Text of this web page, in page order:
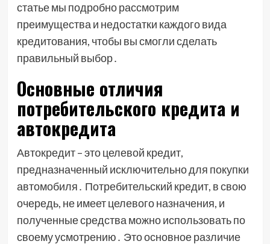
статье мы подробно рассмотрим
преимущества и недостатки каждого вида
кредитования, чтобы вы смогли сделать
правильный выбор․
Основные отличия
потребительского кредита и
автокредита
Автокредит – это целевой кредит,
предназначенный исключительно для покупки
автомобиля․ Потребительский кредит, в свою
очередь, не имеет целевого назначения, и
полученные средства можно использовать по
своему усмотрению․ Это основное различие